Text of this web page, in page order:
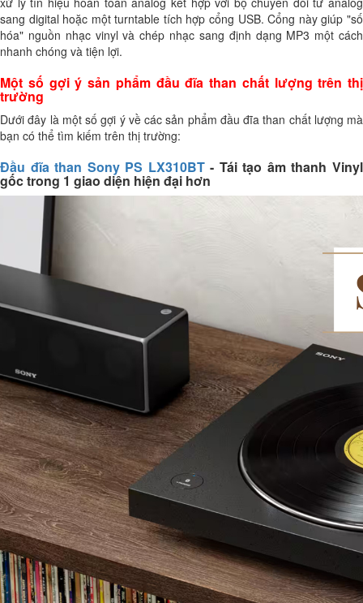
sang digital hoặc một turntable tích hợp cổng USB. Cổng này giúp "số
hóa" nguồn nhạc vinyl và chép nhạc sang định dạng MP3 một cách
nhanh chóng và tiện lợi.
Một số gợi ý sản phẩm đầu đĩa than chất lượng trên thị
trường
Dưới đây là một số gợi ý về các sản phẩm đầu đĩa than chất lượng mà
bạn có thể tìm kiếm trên thị trường:
Đầu đĩa than Sony PS LX310BT- Tái tạo âm thanh Vinyl
gốc trong 1 giao diện hiện đại hơn